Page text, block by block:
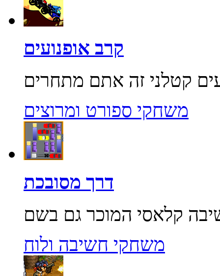
קרב אופנועים
משחקי ספורט ומרוצים
דרך מסובכת
משחקי חשיבה ולוח